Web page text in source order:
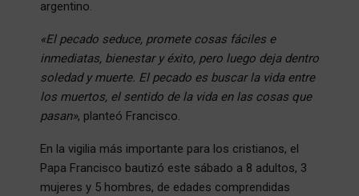
argentino.
«El pecado seduce, promete cosas fáciles e
inmediatas, bienestar y éxito, pero luego deja dentro
soledad y muerte. El pecado es buscar la vida entre
los muertos, el sentido de la vida en las cosas que
pasan», planteó Francisco.
En la vigilia más importante para los cristianos, el
Papa Francisco bautizó este sábado a 8 adultos, 3
mujeres y 5 hombres, de edades comprendidas